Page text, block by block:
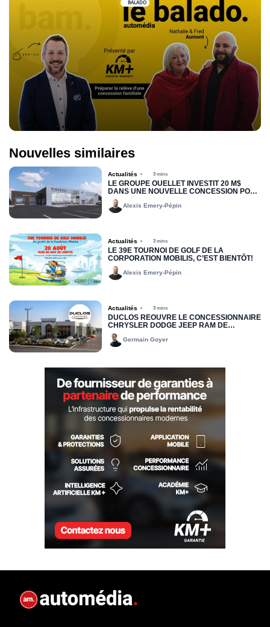
BALADO
Nouvelles similaires
Actualités 3 mins
LE GROUPE OUELLET INVESTIT 20 M$
DANS UNE NOUVELLE CONCESSION POUR
RIMOUSKI FORD
Alexis Emery-Pépin
Actualités 3 mins
LE 39E TOURNOI DE GOLF DE LA
CORPORATION MOBILIS, C’EST BIENTÔT!
Alexis Emery-Pépin
Actualités 3 mins
DUCLOS RÉOUVRE LE CONCESSIONNAIRE
CHRYSLER DODGE JEEP RAM DE
DRUMMONDVILLE
Germain Goyer